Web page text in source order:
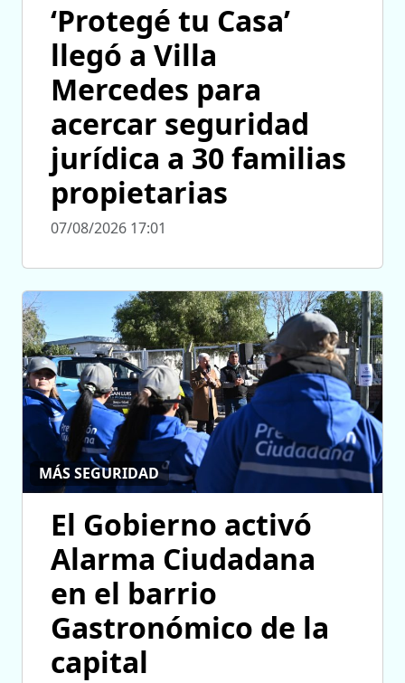
‘Protegé tu Casa’
llegó a Villa
Mercedes para
acercar seguridad
jurídica a 30 familias
propietarias
07/08/2026 17:01
MÁS SEGURIDAD
El Gobierno activó
Alarma Ciudadana
en el barrio
Gastronómico de la
capital